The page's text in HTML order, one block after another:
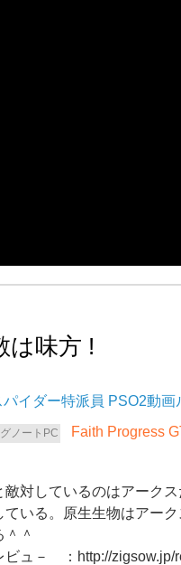
は味方 !
パイダー PSO2動画
Faith Progress
敵対しているのはアーク
ている。原生生物はアー
＾
ビュ－ ： http://